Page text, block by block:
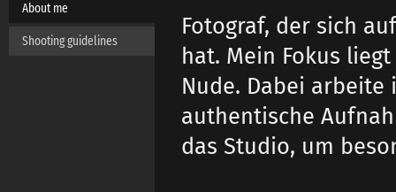
About me
Shooting guidelines
Fotograf, der sich
hat. Mein Fokus
Nude. Dabei
authentische
das Studio, um